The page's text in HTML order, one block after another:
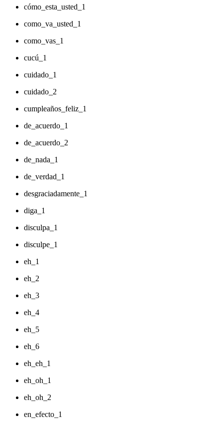
cómo_esta_usted_1
como_va_usted_1
como_vas_1
cucú_1
cuidado_1
cuidado_2
cumpleaños_feliz_1
de_acuerdo_1
de_acuerdo_2
de_nada_1
de_verdad_1
desgraciadamente_1
diga_1
disculpa_1
disculpe_1
eh_1
eh_2
eh_3
eh_4
eh_5
eh_6
eh_eh_1
eh_oh_1
eh_oh_2
en_efecto_1